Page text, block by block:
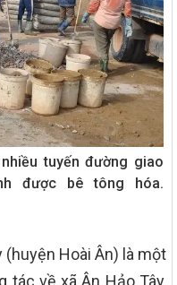
tuyến đường giao
được bê tông hóa.
(huyện Hoài Ân) là một